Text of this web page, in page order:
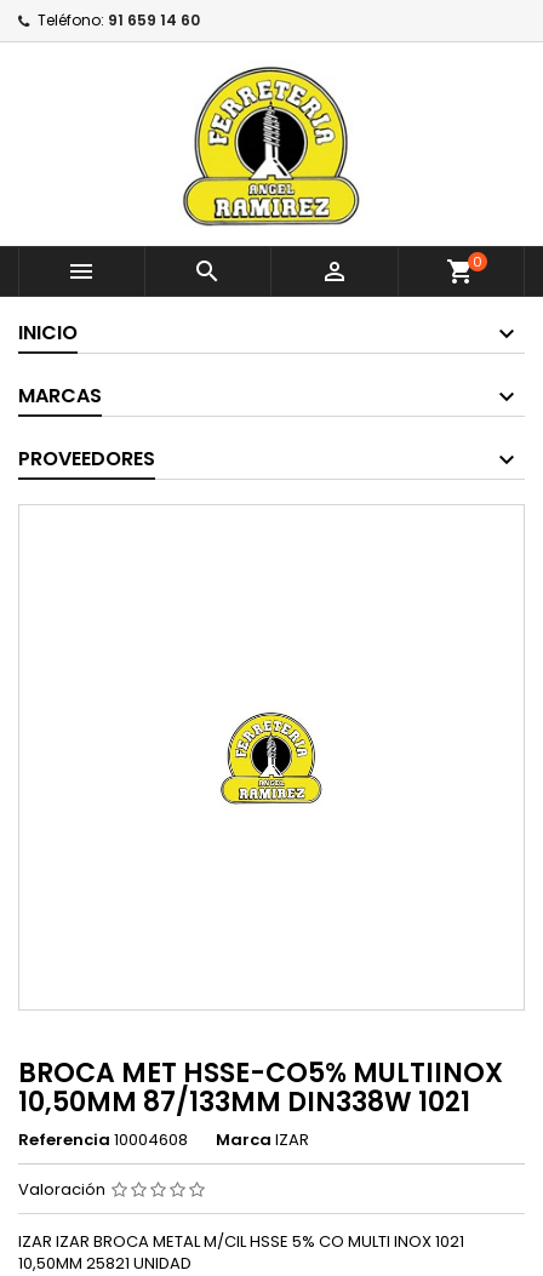
Teléfono: 91 659 14 60
   shopping_cart0
INICIO
MARCAS
PROVEEDORES
BROCA MET HSSE-CO5% MULTIINOX
10,50MM 87/133MM DIN338W 1021
Referencia 10004608 Marca IZAR
Valoración
IZAR IZAR BROCA METAL M/CIL HSSE 5% CO MULTI INOX 1021
10,50MM 25821 UNIDAD